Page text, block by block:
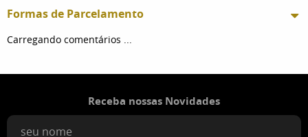
Formas de Parcelamento
Carregando comentários ...
Receba nossas Novidades